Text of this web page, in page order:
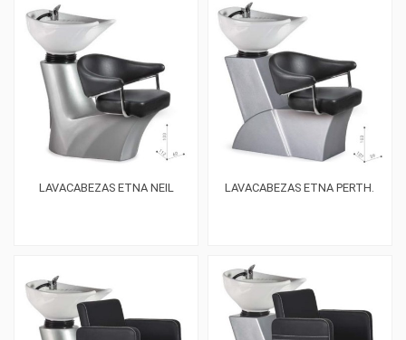
LAVACABEZAS ETNA NEIL LAVACABEZAS ETNA PERTH.